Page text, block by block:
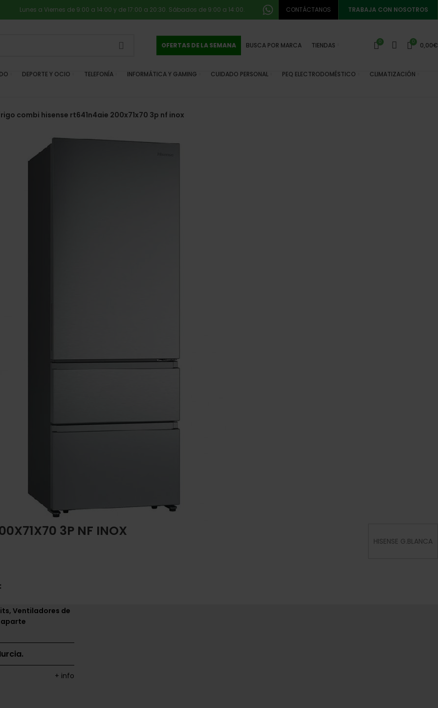
Lunes a Viernes de 9:00 a 14:00 y de 17:00 a 20:30. Sábados de 9:00 a 14:00. CONTÁCTANOS TRABAJA CON NOSOTROS
OFERTAS DE LA SEMANA BUSCA POR MARCA TIENDAS 0 0 0,00€
DEPORTE Y OCIO TELEFONÍA INFORMÁTICA Y GAMING CUIDADO PERSONAL PEQ ELECTRODOMÉSTICO CLIMATIZACIÓN
combi hisense rt641n4aie 200x71x70 3p nf inox
HISENSE G.BLANCA
3P NF INOX
Ventiladores de
aparte
+ info